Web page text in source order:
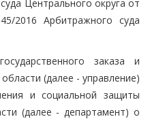
Центрального округа от
2016 Арбитражного суда
заказа и
(далее - управление)
и социальной защиты
(далее - департамент) о